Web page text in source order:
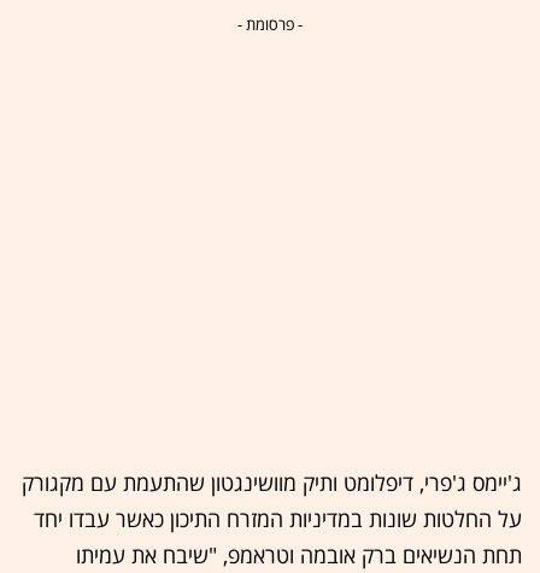
- פרסומת -
ג'יימס ג'פרי, דיפלומט ותיק מוושינגטון שהתעמת עם מקגורק
על החלטות שונות במדיניות המזרח התיכון כאשר עבדו יחד
תחת הנשיאים ברק אובמה וטראמפ, "שיבח את עמיתו